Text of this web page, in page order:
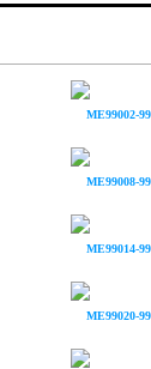
ME99002-99
ME99008-99
ME99014-99
ME99020-99